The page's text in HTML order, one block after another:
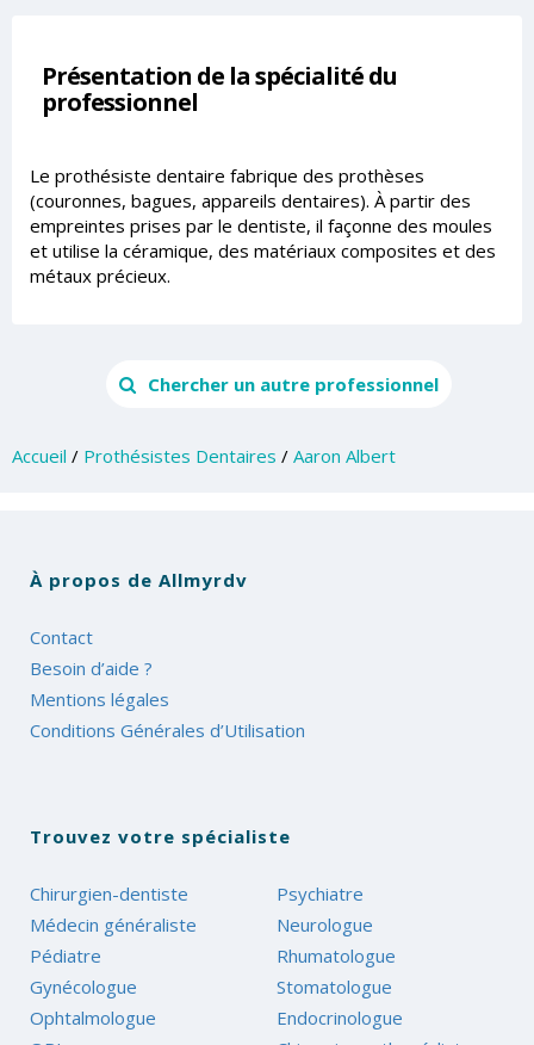
Présentation de la spécialité du
professionnel
Le prothésiste dentaire fabrique des prothèses
(couronnes, bagues, appareils dentaires). À partir des
empreintes prises par le dentiste, il façonne des moules
et utilise la céramique, des matériaux composites et des
métaux précieux.
Chercher un autre professionnel
Accueil / Prothésistes Dentaires / Aaron Albert
À propos de Allmyrdv
Contact
Besoin d’aide ?
Mentions légales
Conditions Générales d’Utilisation
Trouvez votre spécialiste
Chirurgien-dentiste
Médecin généraliste
Pédiatre
Gynécologue
Ophtalmologue
Psychiatre
Neurologue
Rhumatologue
Stomatologue
Endocrinologue